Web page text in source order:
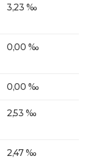
3,23 ‰
0,00 ‰
0,00 ‰
2,53 ‰
2,47 ‰